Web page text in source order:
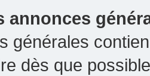
annonces
générales
dès que